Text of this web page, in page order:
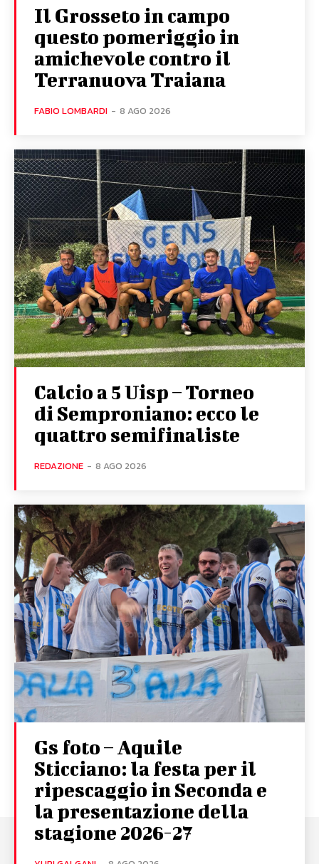
Il Grosseto in campo
questo pomeriggio in
amichevole contro il
Terranuova Traiana
FABIO LOMBARDI - 8 AGO 2026
Calcio a 5 Uisp – Torneo
di Semproniano: ecco le
quattro semifinaliste
REDAZIONE - 8 AGO 2026
Gs foto – Aquile
Sticciano: la festa per il
ripescaggio in Seconda e
la presentazione della
stagione 2026-27